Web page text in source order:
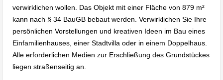
verwirklichen wollen. Das Objekt mit einer Fläche von 879 m²
kann nach § 34 BauGB bebaut werden. Verwirklichen Sie Ihre
persönlichen Vorstellungen und kreativen Ideen im Bau eines
Einfamilienhauses, einer Stadtvilla oder in einem Doppelhaus.
Alle erforderlichen Medien zur Erschließung des Grundstückes
liegen straßenseitig an.